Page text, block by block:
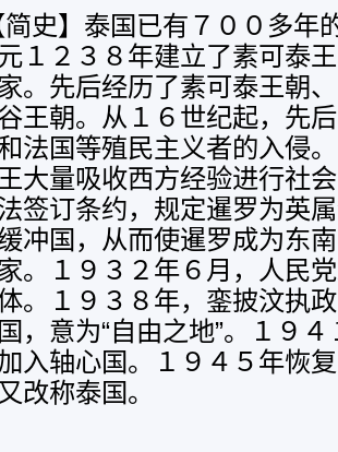
】泰国已有７００多年
１２３８年建立了素可泰
。先后经历了素可泰王朝
王朝。从１６世纪起，先
法国等殖民主义者的入侵
大量吸收西方经验进行社
签订条约，规定暹罗为英
冲国，从而使暹罗成为东
。１９３２年６月，人民
。１９３８年，銮披汶执
，意为“自由之地”。１９
入轴心国。１９４５年恢
改称泰国。